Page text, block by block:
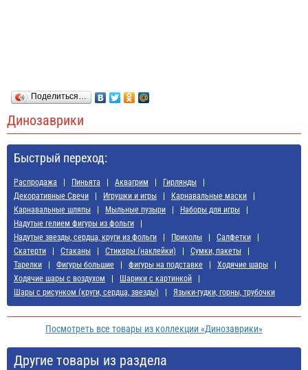
Поделиться…
Динозаврики
Быстрый переход:
Распродажа Пиньята Аквагрим
Гирлянды
Декоративные Свечи
Игрушки и игры
Карнавальные маски
Карнавальные шляпы
Мыльные пузыри
Наборы для игры
Надутые гелием фигуры из фольги
Надутые звезды, сердца, круги из фольги
Приколы
Салфетки
Скатерти
Стаканы Стикеры (наклейки)
Сумки, пакеты
Тарелки
Фигуры большие фигуры на подставке
Ходячие шары
Ходячие шары с воздухом
Шарики с картинкой
Шары с рисунком (круги, сердца, звезды)
Языки-гудки, горны, трубочки
Посмотреть все товары из коллекции «Динозаврики»
Другие товары из раздела